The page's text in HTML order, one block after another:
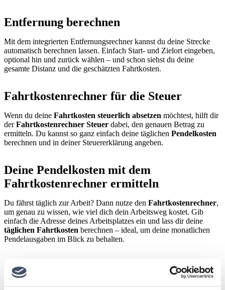
Entfernung berechnen
Mit dem integrierten Entfernungsrechner kannst du deine Strecke
automatisch berechnen lassen. Einfach Start- und Zielort eingeben,
optional hin und zurück wählen – und schon siehst du deine
gesamte Distanz und die geschätzten Fahrtkosten.
Fahrtkostenrechner für die Steuer
Wenn du deine Fahrtkosten steuerlich absetzen möchtest, hilft dir
derFahrtkostenrechner Steuer dabei, den genauen Betrag zu
ermitteln. Du kannst so ganz einfach deine täglichen Pendelkosten
berechnen und in deiner Steuererklärung angeben.
Deine Pendelkosten mit dem
Fahrtkostenrechner ermitteln
Du fährst täglich zur Arbeit? Dann nutze den Fahrtkostenrechner,
um genau zu wissen, wie viel dich dein Arbeitsweg kostet. Gib
einfach die Adresse deines Arbeitsplatzes ein und lass dir deine
täglichen Fahrtkosten berechnen – ideal, um deine monatlichen
Pendelausgaben im Blick zu behalten.
Reisekosten und Fahrgeld berechnen
Auch wenn du eine Reise planst, kannst du mit dem